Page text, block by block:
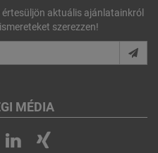
aktuális ajánlatainkról
szerezzen!
MÉDIA